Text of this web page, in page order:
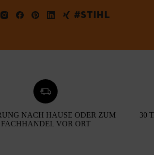
#STIHL
NACH HAUSE ODER ZUM
FACHHANDEL VOR ORT
30